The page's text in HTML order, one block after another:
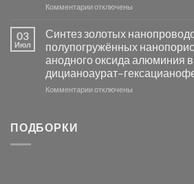
Серебра-
в
видимом
свете
с
помощью
модификации
Комментариик
серебра
с
электродов
серебра
и
отключены
03
Июл
Синтез золотых
полупогружённых
анодного оксида алюминия
Комментариикотключены
ПОДБОРКИ